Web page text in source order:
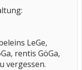
LeGe,
rentis GöGa,
vergessen.